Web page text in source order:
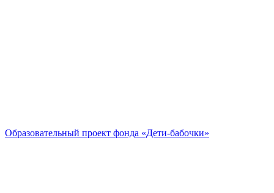
Образовательный проект фонда «Дети-бабочки»